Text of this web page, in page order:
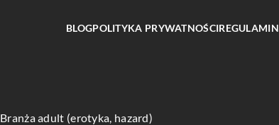
BLOGPOLITYKA PRYWATNOŚCIREGULAMIN
Branża adult (erotyka, hazard)